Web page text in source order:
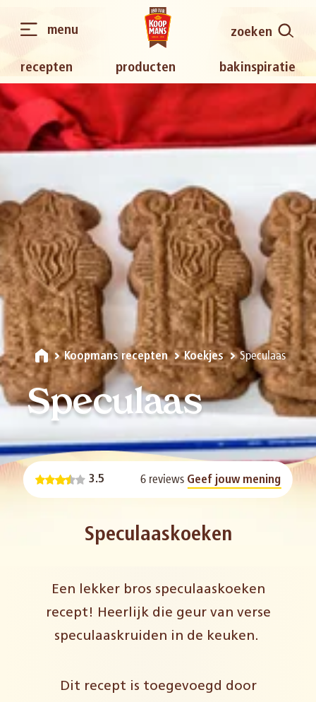
recepten producten bakinspiratie
zoeken
menu
Koopmans recepten Koekjes Speculaas
Speculaas
3.5 6 reviews Geef jouw mening
Speculaaskoeken
Een lekker bros speculaaskoeken
recept! Heerlijk die geur van verse
speculaaskruiden in de keuken.
Dit recept is toegevoegd door